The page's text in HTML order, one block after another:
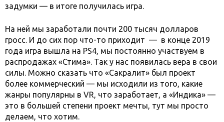
задумки — в итоге получилась игра.
На ней мы заработали почти 200 тысяч долларов
гросс. И до сих пор что-то приходит — в конце 2019
года игра вышла на PS4, мы постоянно участвуем в
распродажах «Стима». Так у нас появилась вера в свои
силы. Можно сказать что «Сакралит» был проект
более коммерческий — мы исходили из того, какие
жанры популярны в VR, что заработает, а «Индика» —
это в большей степени проект мечты, тут мы просто
делаем, что хотим.